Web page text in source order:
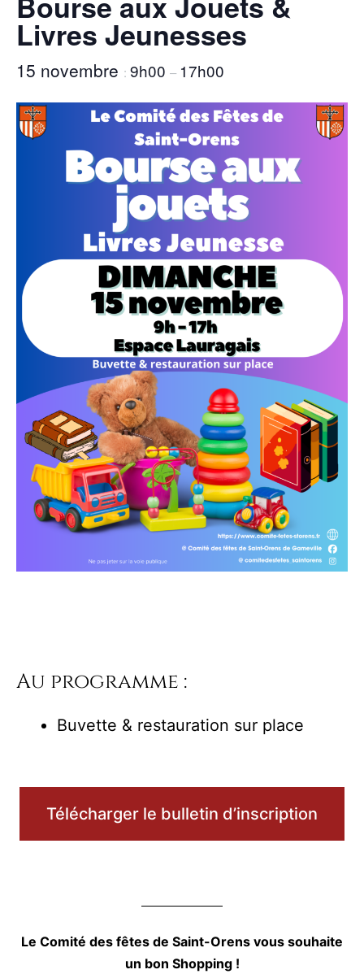
Livres Jeunesses
15 novembre : 9h00 – 17h00
Au programme :
Buvette & restauration sur place
Télécharger le bulletin d’inscription
Le Comité des fêtes de Saint-Orens vous souhaite
un bon Shopping !